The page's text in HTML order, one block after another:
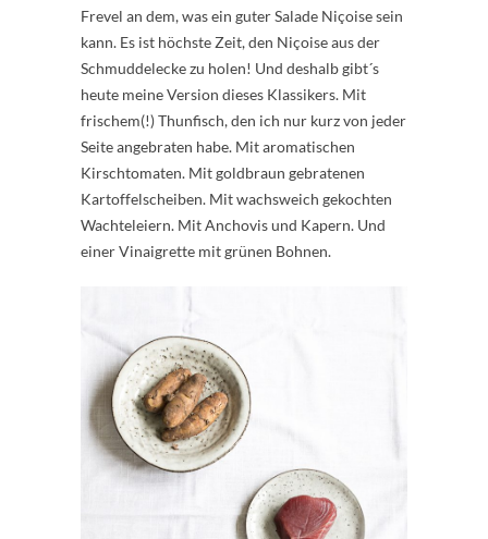
Frevel an dem, was ein guter Salade Niçoise sein
kann. Es ist höchste Zeit, den Niçoise aus der
Schmuddelecke zu holen! Und deshalb gibt´s
heute meine Version dieses Klassikers. Mit
frischem(!) Thunfisch, den ich nur kurz von jeder
Seite angebraten habe. Mit aromatischen
Kirschtomaten. Mit goldbraun gebratenen
Kartoffelscheiben. Mit wachsweich gekochten
Wachteleiern. Mit Anchovis und Kapern. Und
einer Vinaigrette mit grünen Bohnen.